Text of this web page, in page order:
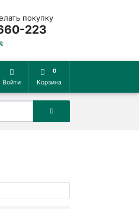
покупку
223
Войти
0
Корзина